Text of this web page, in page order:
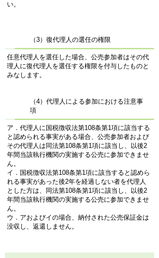
い。
（3）復代理人の選任の権限
任意代理人を選任した場合、公売参加者はその代
理人に復代理人を選任する権限を付与したものと
みなします。
（4）代理人による参加における注意事
項
ア．代理人に国税徴収法第108条第1項に該当する
と認められる事実がある場合、公売参加者および
その代理人は同法第108条第1項に該当し、以後2
年間当該執行機関の実施する公売に参加できませ
ん。
イ．国税徴収法第108条第1項に該当すると認めら
れる事実があった後2年を経過しない者を代理人
とした方は、同法第108条第1項に該当し、以後2
年間当該執行機関の実施する公売に参加できませ
ん。
ウ．アおよびイの場合、納付された公売保証金は
没収し、返還しません。